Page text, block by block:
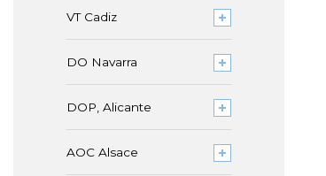
VT Cadiz
DO Navarra
DOP, Alicante
AOC Alsace